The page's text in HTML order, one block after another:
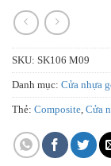
SKU: SK106 M09
Danh mục: Cửa nhựa
Thẻ: Composite, Cửa